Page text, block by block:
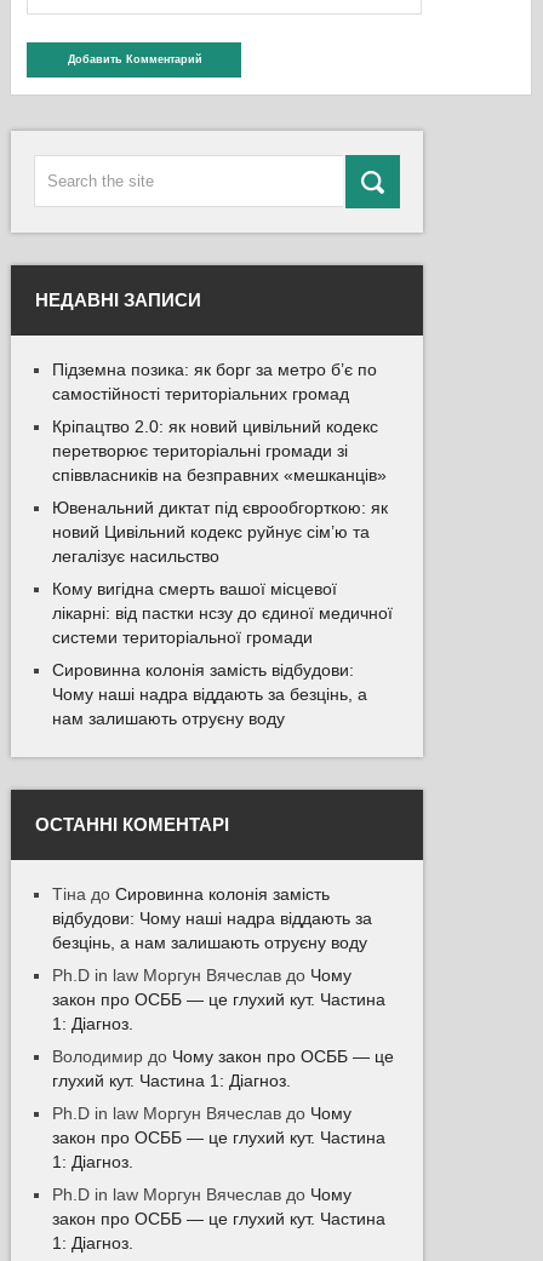
НЕДАВНІ ЗАПИСИ
Підземна позика: як борг за метро б’є по
самостійності територіальних громад
Кріпацтво 2.0: як новий цивільний кодекс
перетворює територіальні громади зі
співвласників на безправних «мешканців»
Ювенальний диктат під єврообгорткою: як
новий Цивільний кодекс руйнує сім’ю та
легалізує насильство
Кому вигідна смерть вашої місцевої
лікарні: від пастки нсзу до єдиної медичної
системи територіальної громади
Сировинна колонія замість відбудови:
Чому наші надра віддають за безцінь, а
нам залишають отруєну воду
ОСТАННІ КОМЕНТАРІ
Тіна до Сировинна колонія замість
відбудови: Чому наші надра віддають за
безцінь, а нам залишають отруєну воду
Ph.D in law Моргун Вячеславдо Чому
закон про ОСББ — це глухий кут. Частина
1: Діагноз.
Володимирдо Чому закон про ОСББ — це
глухий кут. Частина 1: Діагноз.
Ph.D in law Моргун Вячеславдо Чому
закон про ОСББ — це глухий кут. Частина
1: Діагноз.
Ph.D in law Моргун Вячеславдо Чому
закон про ОСББ — це глухий кут. Частина
1: Діагноз.